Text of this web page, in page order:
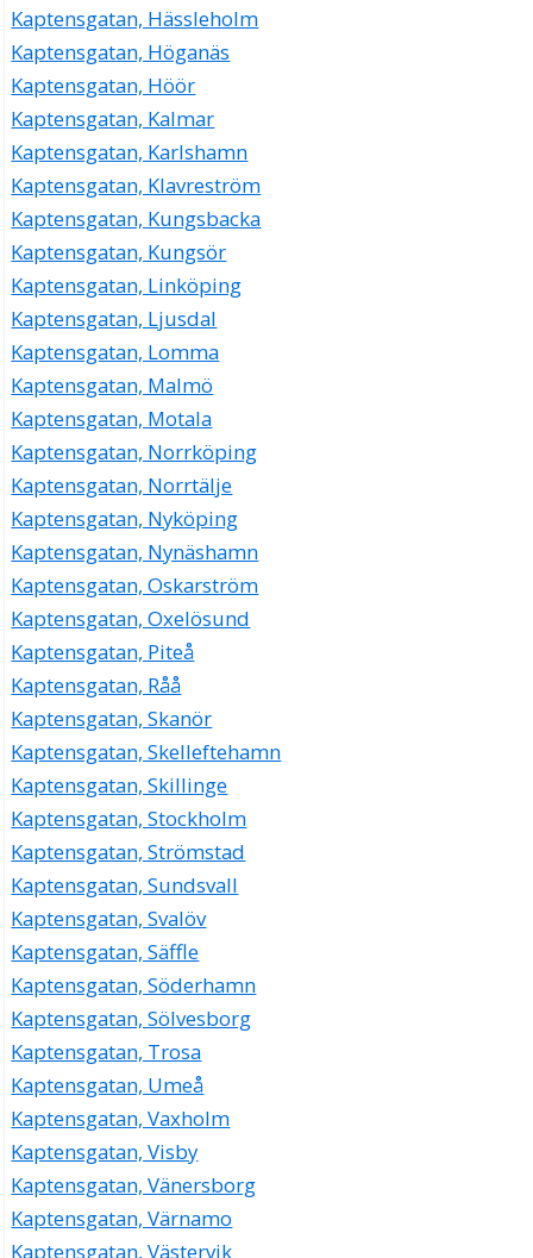
Kaptensgatan, Hässleholm
Kaptensgatan, Höganäs
Kaptensgatan, Höör
Kaptensgatan, Kalmar
Kaptensgatan, Karlshamn
Kaptensgatan, Klavreström
Kaptensgatan, Kungsbacka
Kaptensgatan, Kungsör
Kaptensgatan, Linköping
Kaptensgatan, Ljusdal
Kaptensgatan, Lomma
Kaptensgatan, Malmö
Kaptensgatan, Motala
Kaptensgatan, Norrköping
Kaptensgatan, Norrtälje
Kaptensgatan, Nyköping
Kaptensgatan, Nynäshamn
Kaptensgatan, Oskarström
Kaptensgatan, Oxelösund
Kaptensgatan, Piteå
Kaptensgatan, Råå
Kaptensgatan, Skanör
Kaptensgatan, Skelleftehamn
Kaptensgatan, Skillinge
Kaptensgatan, Stockholm
Kaptensgatan, Strömstad
Kaptensgatan, Sundsvall
Kaptensgatan, Svalöv
Kaptensgatan, Säffle
Kaptensgatan, Söderhamn
Kaptensgatan, Sölvesborg
Kaptensgatan, Trosa
Kaptensgatan, Umeå
Kaptensgatan, Vaxholm
Kaptensgatan, Visby
Kaptensgatan, Vänersborg
Kaptensgatan, Värnamo
Kaptensgatan, Västervik